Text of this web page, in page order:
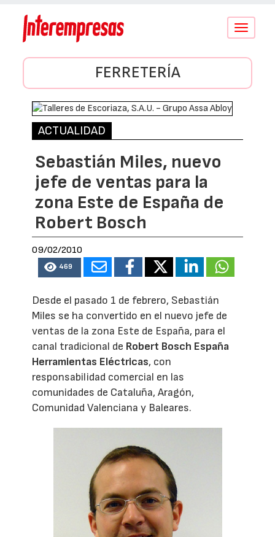
Conmutar
FERRETERÍA
ACTUALIDAD
Sebastián Miles, nuevo
jefe de ventas para la
zona Este de España de
Robert Bosch
09/02/2010
469
Desde el pasado 1 de febrero, Sebastián
Miles se ha convertido en el nuevo jefe de
ventas de la zona Este de España, para el
canal tradicional de Robert Bosch España
Herramientas Eléctricas, con
responsabilidad comercial en las
comunidades de Cataluña, Aragón,
Comunidad Valenciana y Baleares.